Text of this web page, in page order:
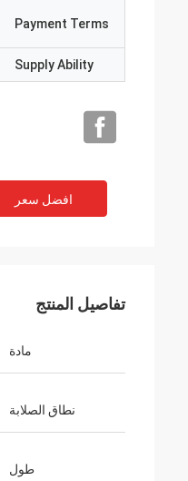
Payment Terms
Supply Ability
افضل سعر
تفاصيل المنتج
مادة
نطاق الصلابة
طول